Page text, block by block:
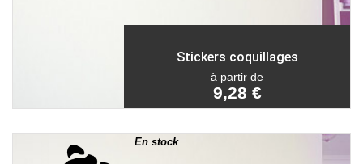
Stickers coquillages
à partir de
9,28 €
En stock